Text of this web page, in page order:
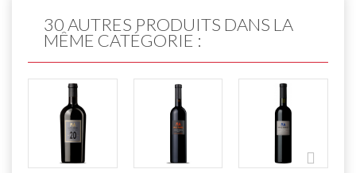
30 AUTRES PRODUITS DANS LA
MÊME CATÉGORIE :